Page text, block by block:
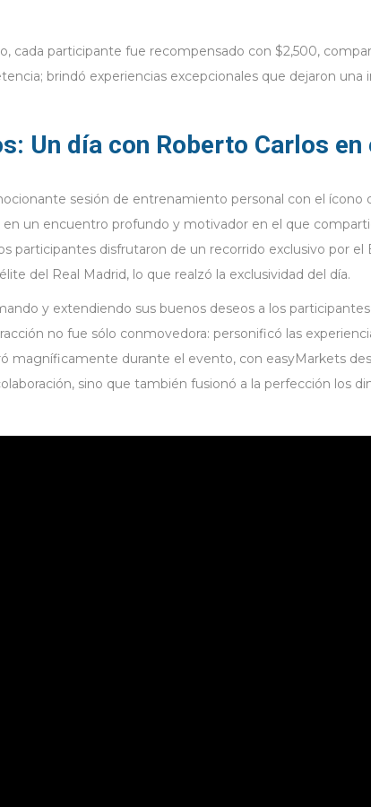
cada participante fue recompensado con $2,500,
brindó experiencias excepcionales que dejaron
Un día con Roberto Carlos en
sesión de entrenamiento personal con el ícono
un encuentro profundo y motivador en el que
participantes disfrutaron de un recorrido exclusivo por
del Real Madrid, lo que realzó la exclusividad del día.
y extendiendo sus buenos deseos a los
no fue sólo conmovedora: personificó las
magníficamente durante el evento, con easyMarkets
sino que también fusionó a la perfección los